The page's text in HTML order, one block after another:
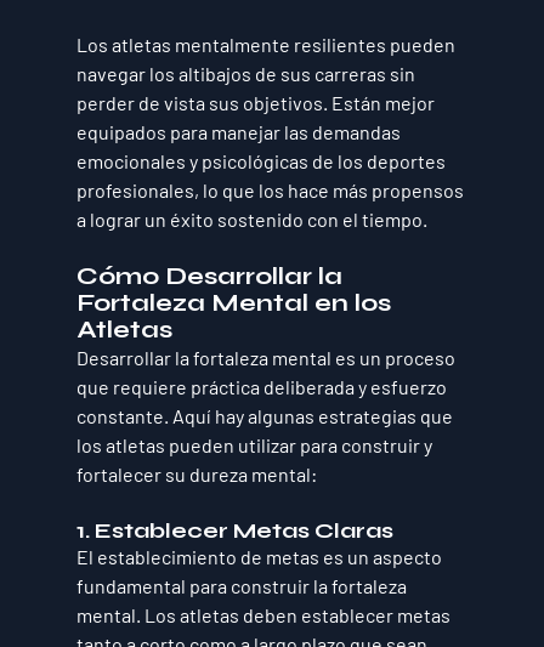
Los atletas mentalmente resilientes pueden
navegar los altibajos de sus carreras sin
perder de vista sus objetivos. Están mejor
equipados para manejar las demandas
emocionales y psicológicas de los deportes
profesionales, lo que los hace más propensos
a lograr un éxito sostenido con el tiempo.
Cómo Desarrollar la
Fortaleza Mental en los
Atletas
Desarrollar la fortaleza mental es un proceso
que requiere práctica deliberada y esfuerzo
constante. Aquí hay algunas estrategias que
los atletas pueden utilizar para construir y
fortalecer su dureza mental:
1. Establecer Metas Claras
El establecimiento de metas es un aspecto
fundamental para construir la fortaleza
mental. Los atletas deben establecer metas